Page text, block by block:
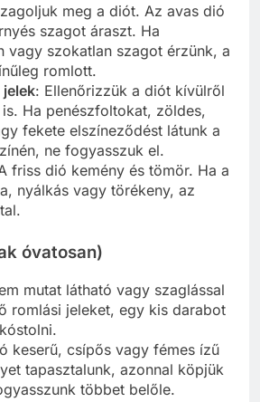
meg a diót. Az avas dió
szagot áraszt. Ha
vagy szokatlan szagot érzünk, a
romlott.
: Ellenőrizzük a diót kívülről
Ha penészfoltokat, zöldes,
fekete elszíneződést látunk a
ne fogyasszuk el.
friss dió kemény és tömör. Ha a
nyálkás vagy törékeny, az
óvatosan)
mutat látható vagy szaglással
romlási jeleket, egy kis darabot
keserű, csípős vagy fémes ízű
tapasztalunk, azonnal köpjük
többet belőle.